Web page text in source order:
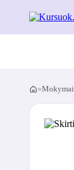
»Mokymai